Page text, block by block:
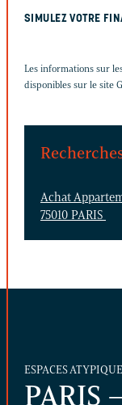
SIMULEZ VOTRE
Les informations sur
disponibles sur le site
Achat
75010 PARIS
ESPACES
PARIS